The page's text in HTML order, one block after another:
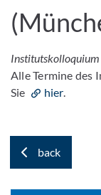
Institutskolloquium
Alle Termine des
Sie
hier.
back